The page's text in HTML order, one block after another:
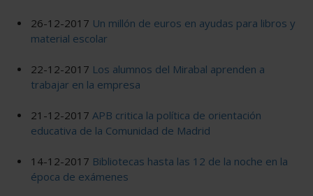
26-12-2017 Un millón de euros en ayudas para libros y
material escolar
22-12-2017 Los alumnos del Mirabal aprenden a
trabajar en la empresa
21-12-2017 APB critica la política de orientación
educativa de la Comunidad de Madrid
14-12-2017 Bibliotecas hasta las 12 de la noche en la
época de exámenes